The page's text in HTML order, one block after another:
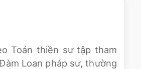
Toản thiền sư tập tham
Loan pháp sư, thường